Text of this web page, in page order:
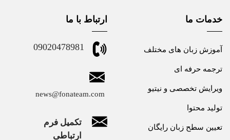
خدمات ما
آموزش زبان های مختلف
ترجمه حرفه ای
ویرایش تخصصی و نیتیو
تولید محتوا
تعیین سطح زبان رایگان
ارتباط با ما
09020478981
news@fonateam.com
تکمیل فرم
ارتباطی